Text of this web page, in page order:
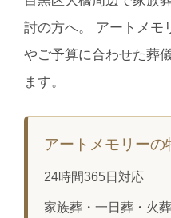
討の方へ。 アートメモ
やご予算に合わせた葬
ます。
アートメモリーの
24時間365日対応
家族葬・一日葬・火